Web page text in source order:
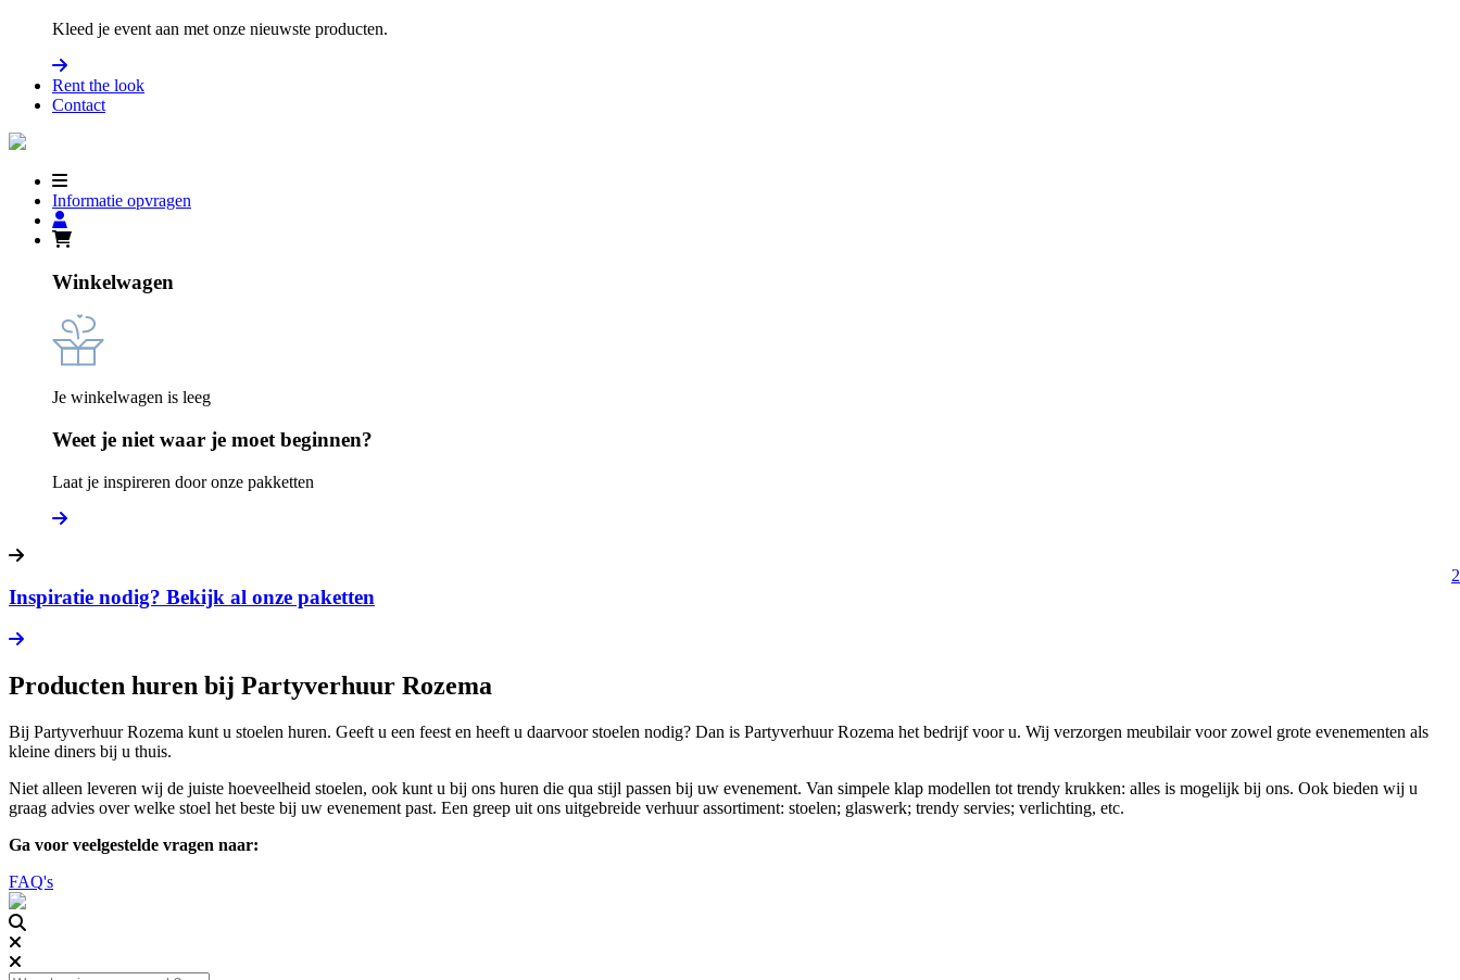
Kleed je event aan met onze nieuwste producten.
Rent the look
Contact
Informatie opvragen
Winkelwagen
Je winkelwagen is leeg
Weet je niet waar je moet beginnen?
Laat je inspireren door onze pakketten
Inspiratie nodig? Bekijk al onze paketten
Producten huren bij Partyverhuur Rozema
Bij Partyverhuur Rozema kunt u stoelen huren. Geeft u een feest en heeft u daarvoor stoelen nodig? Dan is Partyverhuur Rozema het bedrijf voor u. Wij verzorgen meubilair voor zowel grote evenementen als
kleine diners bij u thuis.
Niet alleen leveren wij de juiste hoeveelheid stoelen, ook kunt u bij ons huren die qua stijl passen bij uw evenement. Van simpele klap modellen tot trendy krukken: alles is mogelijk bij ons. Ook bieden wij u
graag advies over welke stoel het beste bij uw evenement past. Een greep uit ons uitgebreide verhuur assortiment: stoelen; glaswerk; trendy servies; verlichting, etc.
Ga voor veelgestelde vragen naar:
FAQ's